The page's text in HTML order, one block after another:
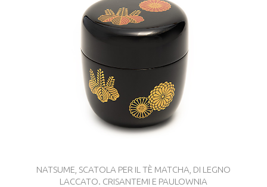
NATSUME, SCATOLA PER IL TÈ MATCHA, DI LEGNO
LACCATO. CRISANTEMI E PAULOWNIA